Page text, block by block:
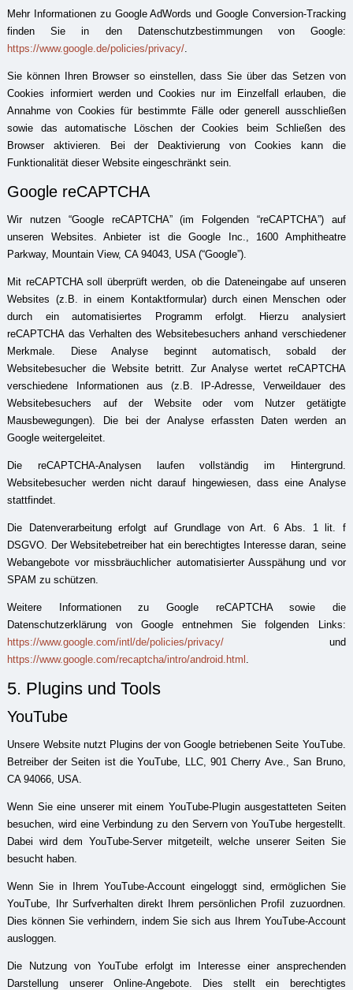
Mehr Informationen zu Google AdWords und Google Conversion-Tracking
finden Sie in den Datenschutzbestimmungen von Google:
https://www.google.de/policies/privacy/
Sie können Ihren Browser so einstellen, dass Sie über das Setzen von
Cookies informiert werden und Cookies nur im Einzelfall erlauben, die
Annahme von Cookies für bestimmte Fälle oder generell ausschließen
sowie das automatische Löschen der Cookies beim Schließen des
Browser aktivieren. Bei der Deaktivierung von Cookies kann die
Funktionalität dieser Website eingeschränkt sein.
Google reCAPTCHA
Wir nutzen “Google reCAPTCHA” (im Folgenden “reCAPTCHA”) auf
unseren Websites. Anbieter ist die Google Inc., 1600 Amphitheatre
Parkway, Mountain View, CA 94043, USA (“Google”).
Mit reCAPTCHA soll überprüft werden, ob die Dateneingabe auf unseren
Websites (z.B. in einem Kontaktformular) durch einen Menschen oder
durch ein automatisiertes Programm erfolgt. Hierzu analysiert
reCAPTCHA das Verhalten des Websitebesuchers anhand verschiedener
Merkmale. Diese Analyse beginnt automatisch, sobald der
Websitebesucher die Website betritt. Zur Analyse wertet reCAPTCHA
verschiedene Informationen aus (z.B. IP-Adresse, Verweildauer des
Websitebesuchers auf der Website oder vom Nutzer getätigte
Mausbewegungen). Die bei der Analyse erfassten Daten werden an
Google weitergeleitet.
Die reCAPTCHA-Analysen laufen vollständig im Hintergrund.
Websitebesucher werden nicht darauf hingewiesen, dass eine Analyse
stattfindet.
Die Datenverarbeitung erfolgt auf Grundlage von Art. 6 Abs. 1 lit. f
DSGVO. Der Websitebetreiber hat ein berechtigtes Interesse daran, seine
Webangebote vor missbräuchlicher automatisierter Ausspähung und vor
SPAM zu schützen.
Weitere Informationen zu Google reCAPTCHA sowie die
Datenschutzerklärung von Google entnehmen Sie folgenden Links:
https://www.google.com/intl/de/policies/privacy/ und
https://www.google.com/recaptcha/intro/android.html
5. Plugins und Tools
YouTube
Unsere Website nutzt Plugins der von Google betriebenen Seite YouTube.
Betreiber der Seiten ist die YouTube, LLC, 901 Cherry Ave., San Bruno,
CA 94066, USA.
Wenn Sie eine unserer mit einem YouTube-Plugin ausgestatteten Seiten
besuchen, wird eine Verbindung zu den Servern von YouTube hergestellt.
Dabei wird dem YouTube-Server mitgeteilt, welche unserer Seiten Sie
besucht haben.
Wenn Sie in Ihrem YouTube-Account eingeloggt sind, ermöglichen Sie
YouTube, Ihr Surfverhalten direkt Ihrem persönlichen Profil zuzuordnen.
Dies können Sie verhindern, indem Sie sich aus Ihrem YouTube-Account
ausloggen.
Die Nutzung von YouTube erfolgt im Interesse einer ansprechenden
Darstellung unserer Online-Angebote. Dies stellt ein berechtigtes